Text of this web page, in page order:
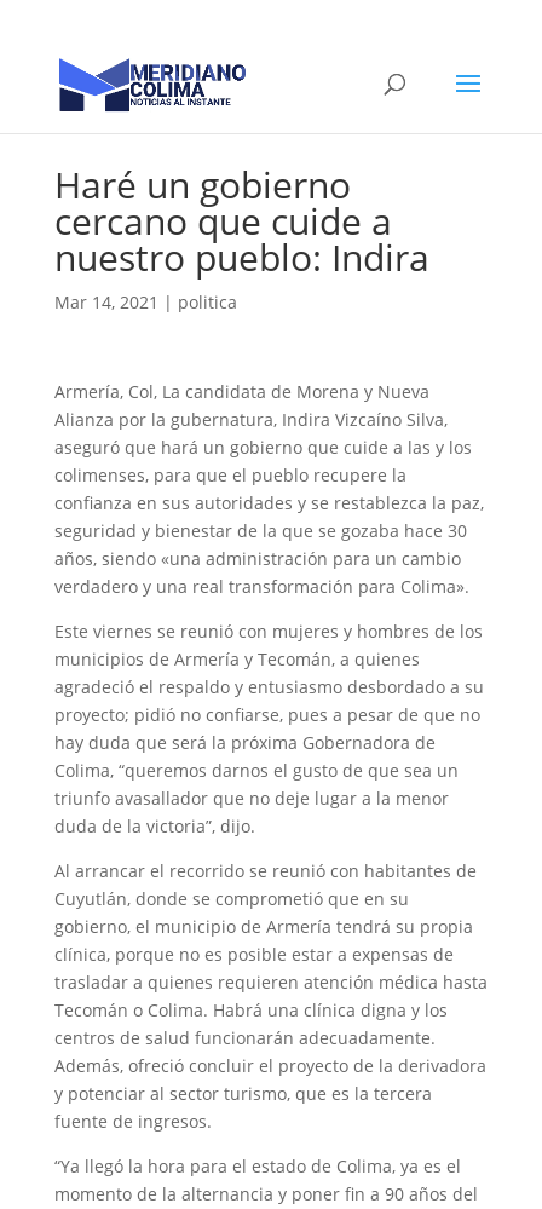
Haré un gobierno
cercano que cuide a
nuestro pueblo: Indira
Mar 14, 2021 | politica
Armería, Col, La candidata de Morena y Nueva
Alianza por la gubernatura, Indira Vizcaíno Silva,
aseguró que hará un gobierno que cuide a las y los
colimenses, para que el pueblo recupere la
confianza en sus autoridades y se restablezca la paz,
seguridad y bienestar de la que se gozaba hace 30
años, siendo «una administración para un cambio
verdadero y una real transformación para Colima».
Este viernes se reunió con mujeres y hombres de los
municipios de Armería y Tecomán, a quienes
agradeció el respaldo y entusiasmo desbordado a su
proyecto; pidió no confiarse, pues a pesar de que no
hay duda que será la próxima Gobernadora de
Colima, “queremos darnos el gusto de que sea un
triunfo avasallador que no deje lugar a la menor
duda de la victoria”, dijo.
Al arrancar el recorrido se reunió con habitantes de
Cuyutlán, donde se comprometió que en su
gobierno, el municipio de Armería tendrá su propia
clínica, porque no es posible estar a expensas de
trasladar a quienes requieren atención médica hasta
Tecomán o Colima. Habrá una clínica digna y los
centros de salud funcionarán adecuadamente.
Además, ofreció concluir el proyecto de la derivadora
y potenciar al sector turismo, que es la tercera
fuente de ingresos.
“Ya llegó la hora para el estado de Colima, ya es el
momento de la alternancia y poner fin a 90 años del